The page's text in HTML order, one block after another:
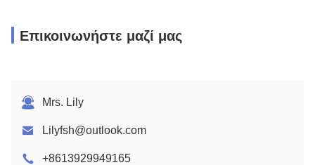
Επικοινωνήστε μαζί μας
Mrs. Lily
Lilyfsh@outlook.com
+8613929949165